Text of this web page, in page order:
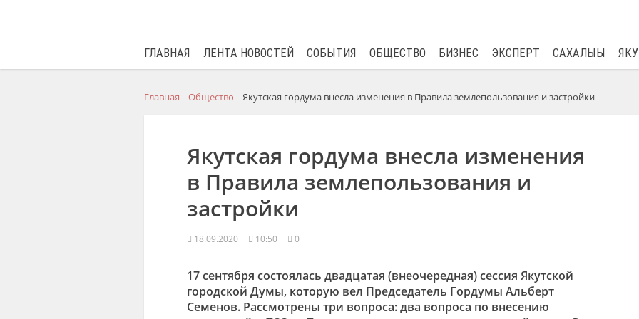
ГЛАВНАЯ ЛЕНТА НОВОСТЕЙ СОБЫТИЯ ОБЩЕСТВО БИЗНЕС ЭКСПЕРТ САХАЛЫЫ
Главная Общество Якутская гордума внесла изменения в Правила землепользования и застройки
Якутская гордума внесла изменения
в Правила землепользования и
застройки
18.09.2020 10:50 0
17 сентября состоялась двадцатая (внеочередная) сессия Якутской
городской Думы, которую вел Председатель Гордумы Альберт
Семенов. Рассмотрены три вопроса: два вопроса по внесению